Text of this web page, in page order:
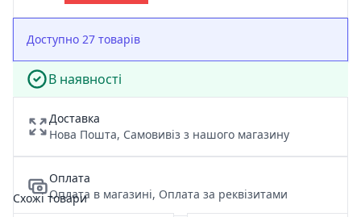
Доступно 27 товарів
В наявності
Доставка
Нова Пошта, Самовивіз з нашого магазину
Оплата
Оплата в магазині, Оплата за реквізитами
Схожі товари